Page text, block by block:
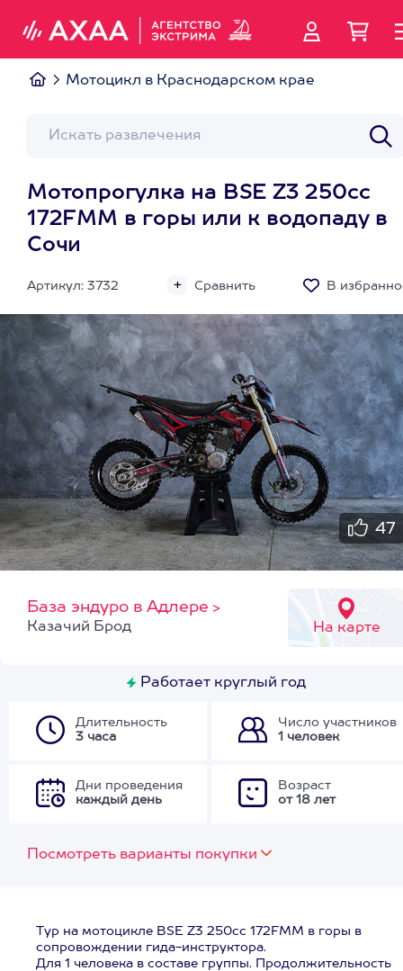
Мотоцикл в Краснодарском крае
Мотопрогулка на BSE Z3 250сс
172FMM в горы или к водопаду в
Сочи
Артикул: 3732 Сравнить В
47
База эндуро в Адлере >
На карте
Казачий Брод
Работает круглый год
Длительность
3 часа
Число участников
1 человек
Дни проведения
каждый день
Возраст
от 18 лет
Посмотреть варианты покупки
Тур на мотоцикле BSE Z3 250сс 172FMM в горы в
сопровождении гида-инструктора.
Для 1 человека в составе группы. Продолжительность